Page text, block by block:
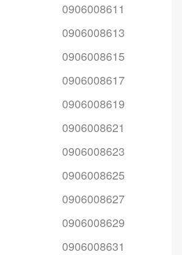
0906008611
0906008613
0906008615
0906008617
0906008619
0906008621
0906008623
0906008625
0906008627
0906008629
0906008631